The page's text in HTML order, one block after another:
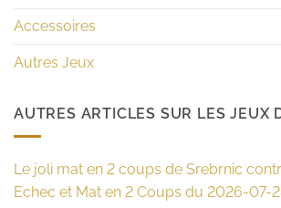
Accessoires
Autres Jeux
AUTRES ARTICLES SUR LES JEUX
Le joli mat en 2 coups de Srebrnic
Echec et Mat en 2 Coups du 2026-07-